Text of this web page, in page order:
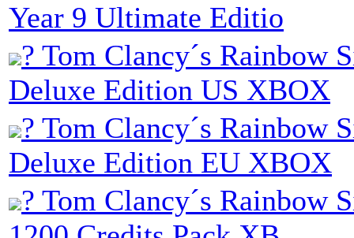
Year 9 Ultimate Editio
? Tom Clancy´s Rainbow
Deluxe Edition US XBOX
? Tom Clancy´s Rainbow
Deluxe Edition EU XBOX
? Tom Clancy´s Rainbow